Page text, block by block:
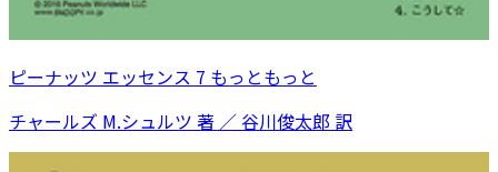
ピーナッツ エッセンス 7 もっともっと
チャールズ M.シュルツ 著 ／ 谷川俊太郎 訳